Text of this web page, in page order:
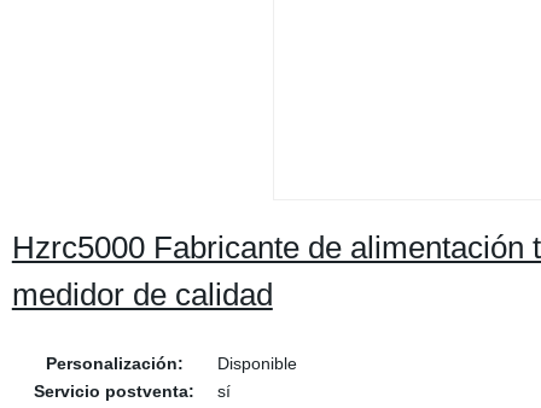
Hzrc5000 Fabricante de
medidor de calidad
Personalización:
Disponible
Servicio postventa:
sí